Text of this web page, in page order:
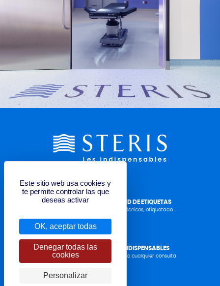
FORMULARIO DE SOLICITUD DE ETIQUETAS
Manual del operador, datos técnicos, etiquetado...
CONTACTAR STERIS LES INDISPENSABLES
para solicitar un presupuesto o cualquier consulta
Este sitio web usa cookies y
te permite controlar las que
deseas activar
OK, aceptar todas
Denegar todas las
cookies
Personalizar